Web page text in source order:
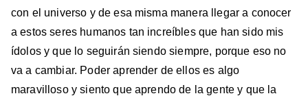
con el universo y de esa misma manera llegar a conocer
a estos seres humanos tan increíbles que han sido mis
ídolos y que lo seguirán siendo siempre, porque eso no
va a cambiar. Poder aprender de ellos es algo
maravilloso y siento que aprendo de la gente y que la